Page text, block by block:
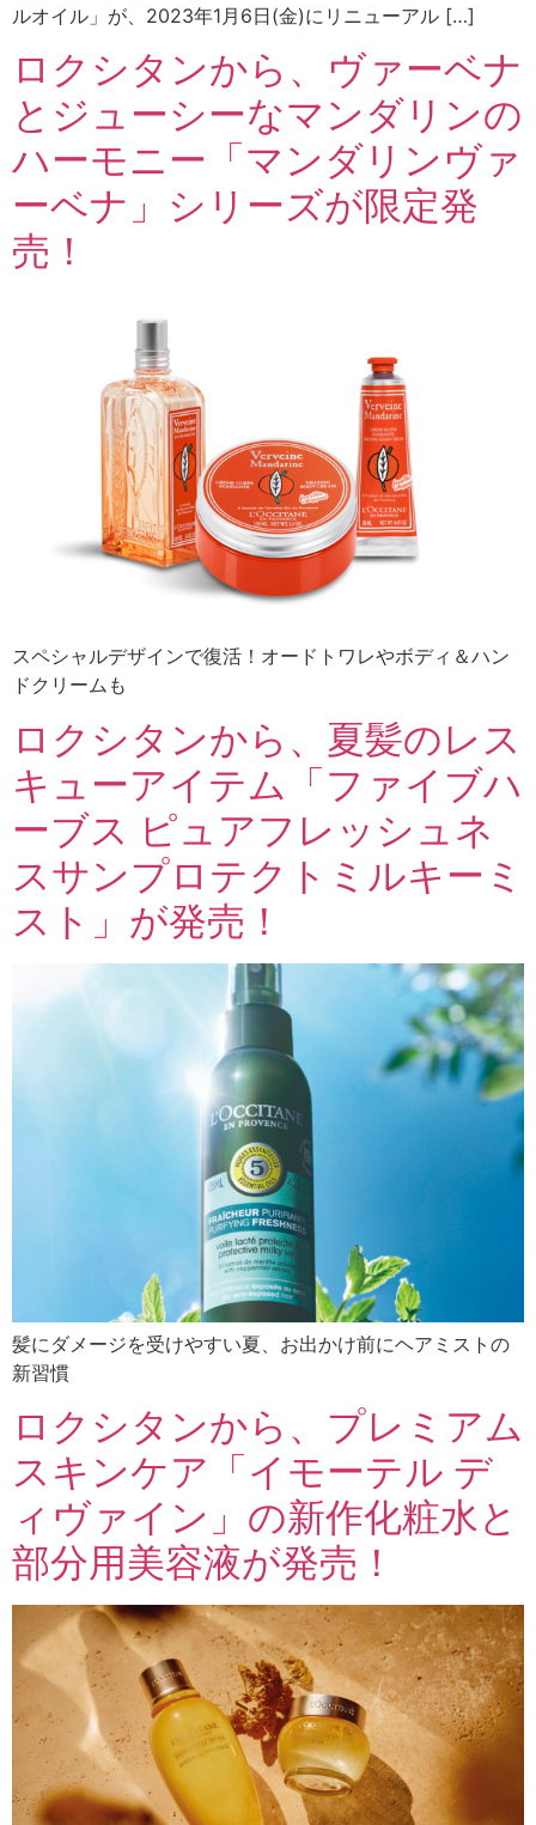
ルオイル」が、2023年1月6日(金)にリニューアル […]
ロクシタンから、ヴァーベナ
とジューシーなマンダリンの
ハーモニー「マンダリンヴァ
ーベナ」シリーズが限定発
売！
スペシャルデザインで復活！オードトワレやボディ＆ハン
ドクリームも
ロクシタンから、夏髪のレス
キューアイテム「ファイブハ
ーブス ピュアフレッシュネ
スサンプロテクトミルキーミ
スト」が発売！
髪にダメージを受けやすい夏、お出かけ前にヘアミストの
新習慣
ロクシタンから、プレミアム
スキンケア「イモーテル デ
ィヴァイン」の新作化粧水と
部分用美容液が発売！